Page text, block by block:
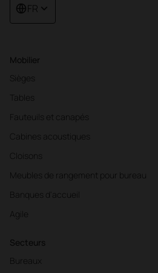
Mobilier
Sièges
Tables
Fauteuils et canapés
Cabines acoustiques
Cloisons
Meubles de rangement pour bureau
Banques d'accueil
Agile
Secteurs
Bureaux
FR